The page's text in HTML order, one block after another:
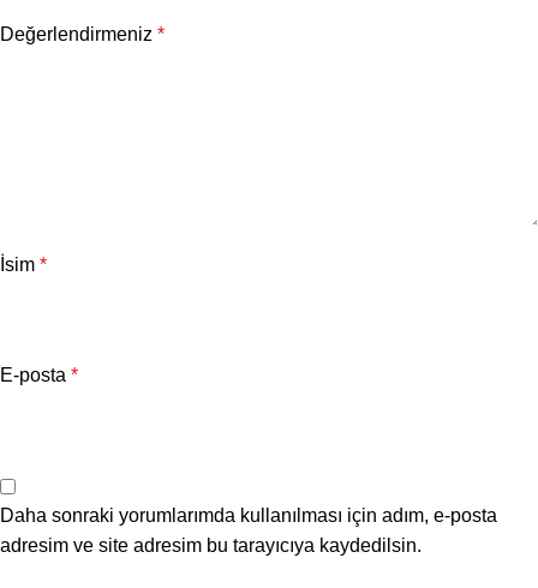
Değerlendirmeniz *
İsim *
E-posta *
Daha sonraki yorumlarımda kullanılması için adım, e-posta
adresim ve site adresim bu tarayıcıya kaydedilsin.